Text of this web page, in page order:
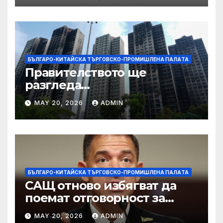
БЪЛГАРО-КИТАЙСКА ТЪРГОВСКО-ПРОМИШЛЕНА ПАЛAТА
Правителството ще
разгледа
застрахователните
претенции на Wang Fuk
Court по план за обратно
изкупуване: Хоп
MAY 20, 2026 ADMIN
БЪЛГАРО-КИТАЙСКА ТЪРГОВСКО-ПРОМИШЛЕНА ПАЛAТА
САЩ отново избягват да
поемат отговорност за
нападението в училище в
MAY 20, 2026 ADMIN